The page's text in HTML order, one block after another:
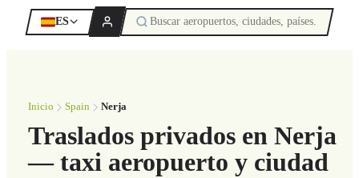
ES
Inicio Spain Nerja
Traslados privados en Nerja
— taxi aeropuerto y ciudad